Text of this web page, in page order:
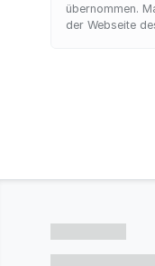
übernommen.
der Webseite